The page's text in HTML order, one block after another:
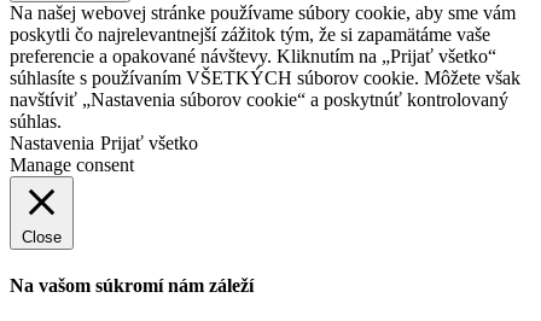
Na našej webovej stránke používame súbory cookie, aby sme vám
poskytli čo najrelevantnejší zážitok tým, že si zapamätáme vaše
preferencie a opakované návštevy. Kliknutím na „Prijať všetko“
súhlasíte s používaním VŠETKÝCH súborov cookie. Môžete však
navštíviť „Nastavenia súborov cookie“ a poskytnúť kontrolovaný
súhlas.
Nastavenia Prijať všetko
Manage consent
Close
Na vašom súkromí nám záleží